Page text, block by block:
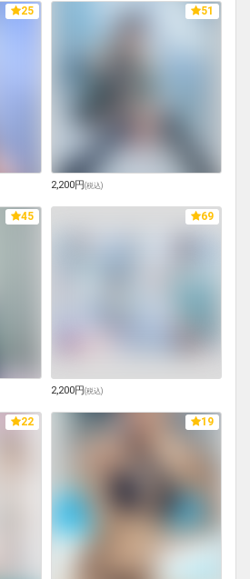
25 51
2,200円(税込)
45 69
2,200円(税込)
22 19